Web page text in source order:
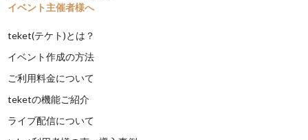
イベント主催者様へ
teket(テケト)とは？
イベント作成の方法
ご利用料金について
teketの機能ご紹介
ライブ配信について